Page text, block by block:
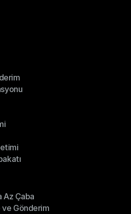
Az Çaba
Az Çaba
ve Gönderim